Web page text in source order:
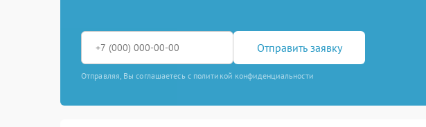
Отправить заявку
Отправляя, Вы соглашаетесь с политикой конфиденциальности